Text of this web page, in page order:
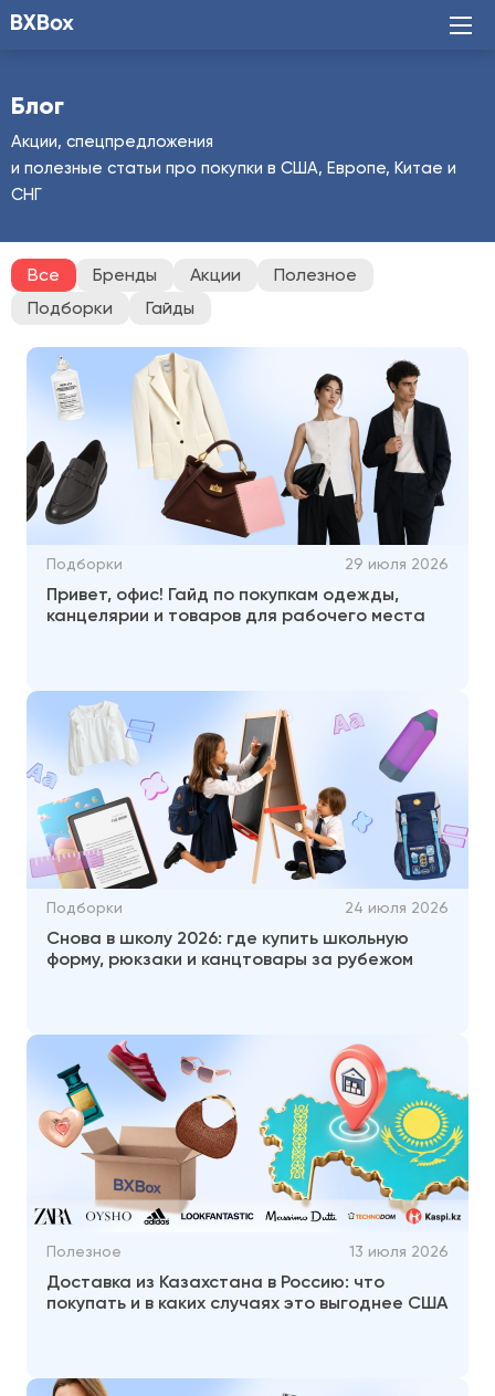
Блог
Акции, спецпредложения
и полезные статьи про покупки в США, Европе, Китае и
СНГ
Все Бренды Акции
Полезное
Подборки
Гайды
Подборки 29 июля 2026
Привет, офис! Гайд по покупкам одежды,
канцелярии и товаров для рабочего места
Подборки 24 июля 2026
Снова в школу 2026: где купить школьную
форму, рюкзаки и канцтовары за рубежом
Полезное 13 июля 2026
Доставка из Казахстана в Россию: что
покупать и в каких случаях это выгоднее США